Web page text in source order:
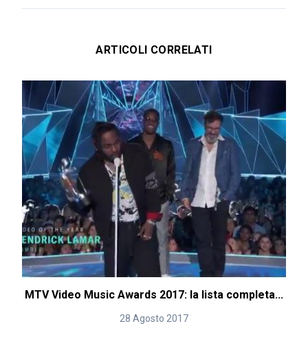
ARTICOLI CORRELATI
MTV Video Music Awards 2017: la lista completa...
28 Agosto 2017